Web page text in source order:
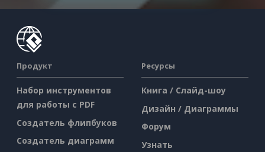
Продукт
Набор инструментов
для работы с PDF
Создатель флипбуков
Создатель диаграмм
Ресурсы
Книга / Слайд-шоу
Дизайн / Диаграммы
Форум
Узнать